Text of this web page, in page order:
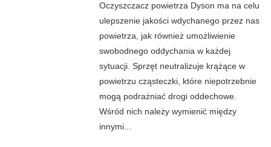
Oczyszczacz powietrza Dyson ma na celu
ulepszenie jakości wdychanego przez nas
powietrza, jak również umożliwienie
swobodnego oddychania w każdej
sytuacji. Sprzęt neutralizuje krążące w
powietrzu cząsteczki, które niepotrzebnie
mogą podrażniać drogi oddechowe.
Wśród nich należy wymienić między
innymi...